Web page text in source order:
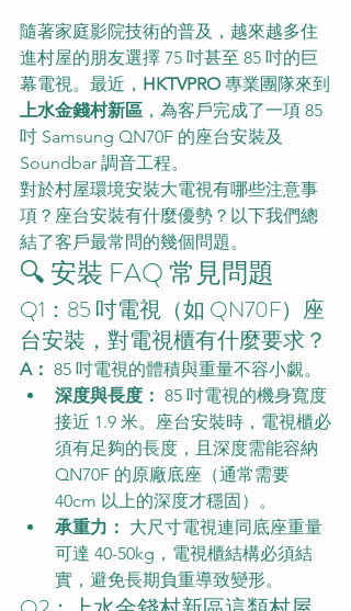
隨著家庭影院技術的普及，越來越多住
進村屋的朋友選擇 75 吋甚至 85 吋的巨
幕電視。最近， HKTVPRO 專業團隊來到
上水金錢村新區 ，為客戶完成了一項 85
吋 Samsung QN70F 的座台安裝及
Soundbar 調音工程。
對於村屋環境安裝大電視有哪些注意事
項？座台安裝有什麼優勢？以下我們總
結了客戶最常問的幾個問題。
🔍 安裝 FAQ 常見問題
Q1：85 吋電視（如 QN70F）座
台安裝，對電視櫃有什麼要求？
A： 85 吋電視的體積與重量不容小覷。
深度與長度： 85 吋電視的機身寬度
接近 1.9 米。座台安裝時，電視櫃必
須有足夠的長度，且深度需能容納
QN70F 的原廠底座（通常需要
40cm 以上的深度才穩固）。
承重力： 大尺寸電視連同底座重量
可達 40-50kg，電視櫃結構必須結
實，避免長期負重導致變形。